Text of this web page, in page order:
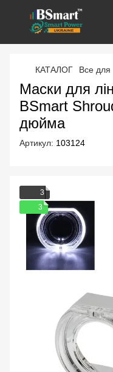
КАТАЛОГ Все для
Маски для
BSmart
дюйма
Артикул: 103124
3
3